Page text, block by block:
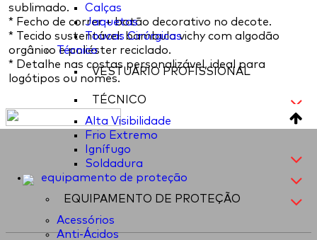
Calças
Jaquetas
Toucas Cirúrgicas
Técnico
VESTUÁRIO PROFISSIONAL
TÉCNICO
Alta Visibilidade
Frio Extremo
Ignífugo
Soldadura
equipamento de proteção
EQUIPAMENTO DE PROTEÇÃO
Acessórios
Anti-Ácidos
sublimado.
* Fecho de correr + botão decorativo no decote.
* Tecido sustentável: bambula vichy com algodão
orgânico e poliéster reciclado.
* Detalhe nas costas personalizável, ideal para
logótipos ou nomes.